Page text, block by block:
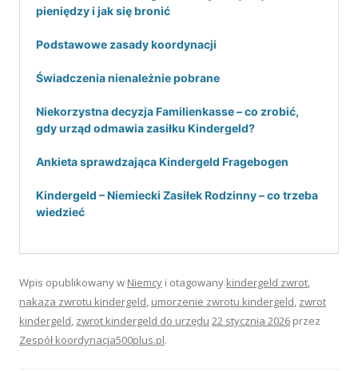
pieniędzy i jak się bronić
Podstawowe zasady koordynacji
Świadczenia nienależnie pobrane
Niekorzystna decyzja Familienkasse – co zrobić,
gdy urząd odmawia zasiłku Kindergeld?
Ankieta sprawdzająca Kindergeld Fragebogen
Kindergeld – Niemiecki Zasiłek Rodzinny – co trzeba
wiedzieć
Wpis opublikowany w Niemcy i otagowany kindergeld zwrot,
nakaza zwrotu kindergeld, umorzenie zwrotu kindergeld, zwrot
kindergeld, zwrot kindergeld do urzędu 22 stycznia 2026 przez
Zespół koordynacja500plus.pl.